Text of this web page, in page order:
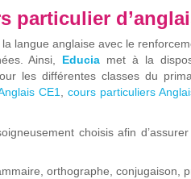
particulier
langue anglaise avec le
Ainsi, Educia met à la
les différentes classes du
CE1 ,cours particuliers
choisis afin
orthographe, conjugaison,